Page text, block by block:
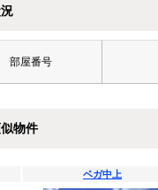
部屋番号
物件
ベガ中上